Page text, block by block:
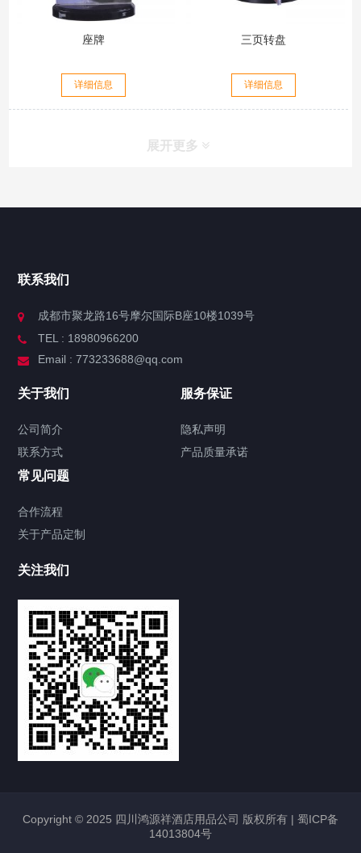
座牌
详细信息
三页转盘
详细信息
展开更多
联系我们
成都市聚龙路16号摩尔国际B座10楼1039号
TEL : 18980966200
Email : 773233688@qq.com
关于我们
公司简介
联系方式
服务保证
隐私声明
产品质量承诺
常见问题
合作流程
关于产品定制
关注我们
Copyright © 2025 四川鸿源祥酒店用品公司 版权所有 | 蜀ICP备
14013804号